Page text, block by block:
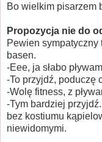
Bo wielkim pisarzem
Propozycja nie do
Pewien
basen.
-Eee, ja słabo
-To przyjdź, poduczę
-Wolę fitness, z
-Tym bardziej
bez kostiumu
niewidomymi.